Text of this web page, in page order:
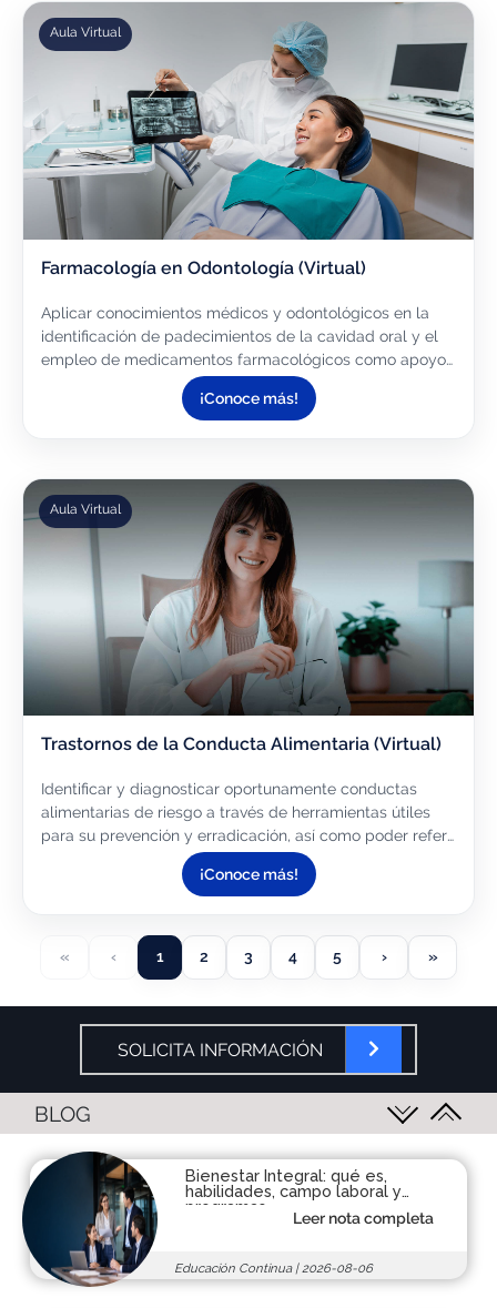
Aula Virtual
Farmacología en Odontología (Virtual)
Aplicar conocimientos médicos y odontológicos en la
identificación de padecimientos de la cavidad oral y el
empleo de medicamentos farmacológicos como apoyo
en la terapéutica de atención del paciente, así como la...
¡Conoce más!
Aula Virtual
Trastornos de la Conducta Alimentaria (Virtual)
Identificar y diagnosticar oportunamente conductas
alimentarias de riesgo a través de herramientas útiles
para su prevención y erradicación, así como poder referir
al paciente con profesionales de la salud.
¡Conoce más!
« ‹ 1 2 3 4 5 › »
SOLICITA INFORMACIÓN
BLOG
Bienestar Integral: qué es,
habilidades, campo laboral y
programas
Leer nota completa
Educación Continua| 2026-08-06